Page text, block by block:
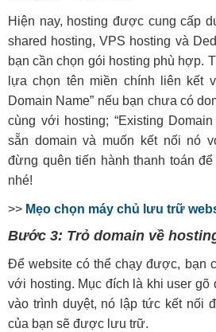
Hiện nay, hosting được cung cấp
shared hosting, VPS hosting và
bạn cần chọn gói hosting phù hợp.
lựa chọn tên miền chính liên kết
Domain Name” nếu bạn chưa có
cùng với hosting; “Existing
sẵn domain và muốn kết nối nó
đừng quên tiến hành thanh toán
nhé!
>> Mẹo chọn máy chủ lưu trữ
Bước 3: Trỏ domain về
Để website có thể chạy được, bạn
với hosting. Mục đích là khi user gõ
vào trình duyệt, nó lập tức kết nối
của bạn sẽ được lưu trữ.